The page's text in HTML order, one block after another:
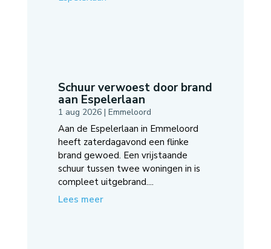
Schuur verwoest door brand
aan Espelerlaan
1 aug 2026| Emmeloord
Aan de Espelerlaan in Emmeloord
heeft zaterdagavond een flinke
brand gewoed. Een vrijstaande
schuur tussen twee woningen in is
compleet uitgebrand....
Lees meer